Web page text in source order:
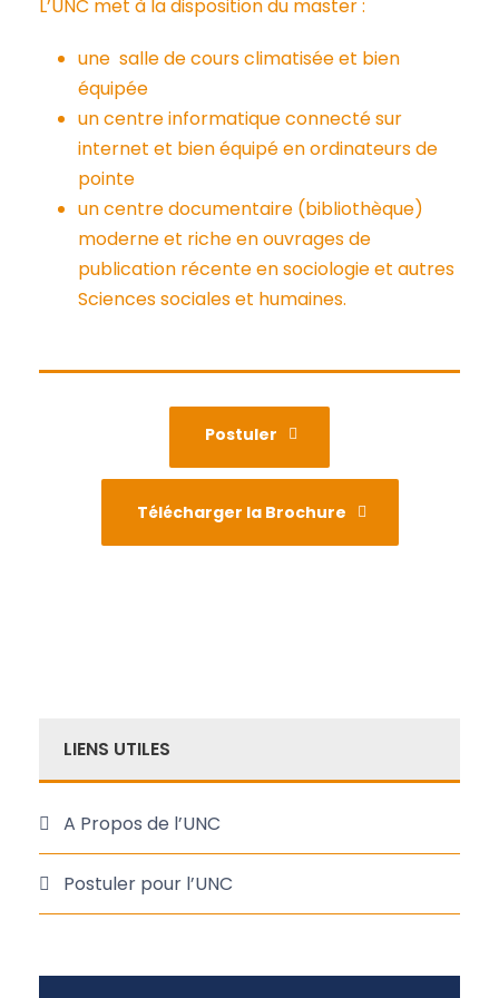
L’UNC met à la disposition du master :
une salle de cours climatisée et bien
équipée
un centre informatique connecté sur
internet et bien équipé en ordinateurs de
pointe
un centre documentaire (bibliothèque)
moderne et riche en ouvrages de
publication récente en sociologie et autres
Sciences sociales et humaines.
Postuler
Télécharger la Brochure
LIENS UTILES
A Propos de l’UNC
Postuler pour l’UNC